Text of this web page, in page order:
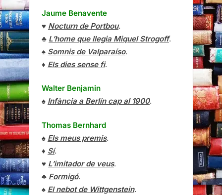
Jaume Benavente
♥ Nocturn de Portbou.
♣ L’home que llegia Miquel Strogoff.
♠ Somnis de Valparaíso.
♦ Els dies sense fi.
Walter Benjamin
♠ Infància a Berlín cap al 1900.
Thomas Bernhard
♠ Els meus premis.
♦ Sí.
♥ L’imitador de veus.
♣ Formigó.
♠ El nebot de Wittgenstein.